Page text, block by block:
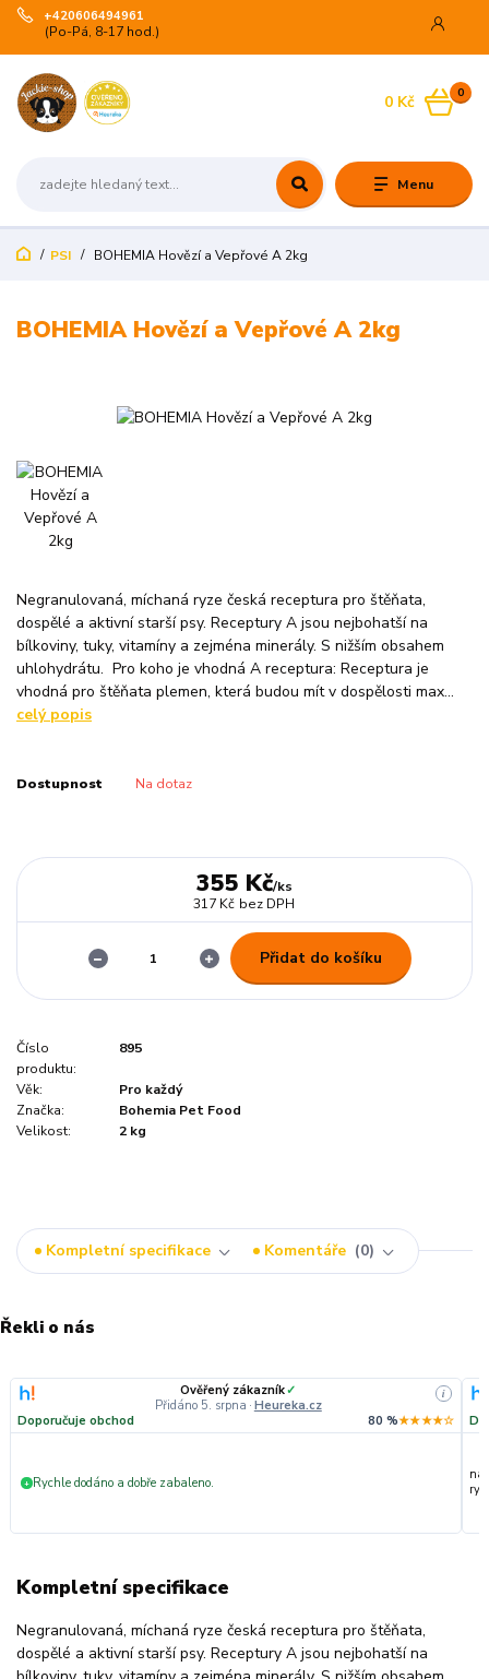
Menu
+420606494961
(Po-Pá, 8-17 hod.)
0
0 Kč
PSI BOHEMIA Hovězí a Vepřové A 2kg
BOHEMIA Hovězí a Vepřové A 2kg
Negranulovaná, míchaná ryze česká receptura pro štěňata,
dospělé a aktivní starší psy. Receptury A jsou nejbohatší na
bílkoviny, tuky, vitamíny a zejména minerály. S nižším obsahem
uhlohydrátu. Pro koho je vhodná A receptura: Receptura je
vhodná pro štěňata plemen, která budou mít v dospělosti max...
celý popis
Dostupnost Na dotaz
355 Kč/ks
317 Kč bez DPH
Přidat do košíku
Číslo
produktu:
895
Věk:
Pro každý
Značka:
Bohemia Pet Food
Velikost:
2 kg
Kompletní specifikace Komentáře 0
Řekli o nás
Ověřený zákazník✓
Přidáno 5. srpna · Heureka.cz
i
Doporučuje obchod 80 %★★★★☆
+ Rychle dodáno a dobře zabaleno.
Kompletní specifikace
Negranulovaná, míchaná ryze česká receptura pro štěňata,
dospělé a aktivní starší psy. Receptury A jsou nejbohatší na